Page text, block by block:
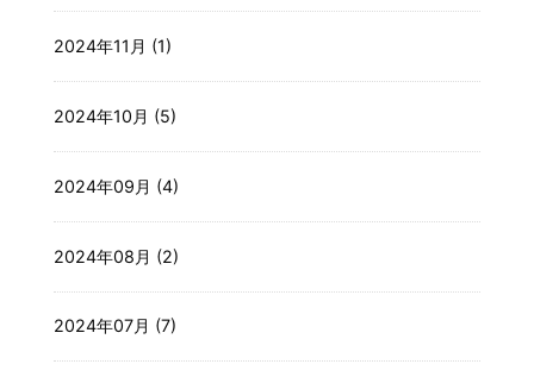
2024年11月 (1)
2024年10月 (5)
2024年09月 (4)
2024年08月 (2)
2024年07月 (7)